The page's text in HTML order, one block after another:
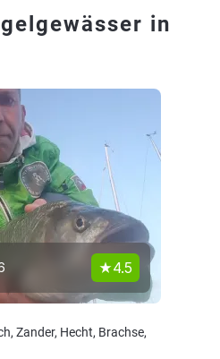
in
4.5
Zander, Hecht, Brachse,